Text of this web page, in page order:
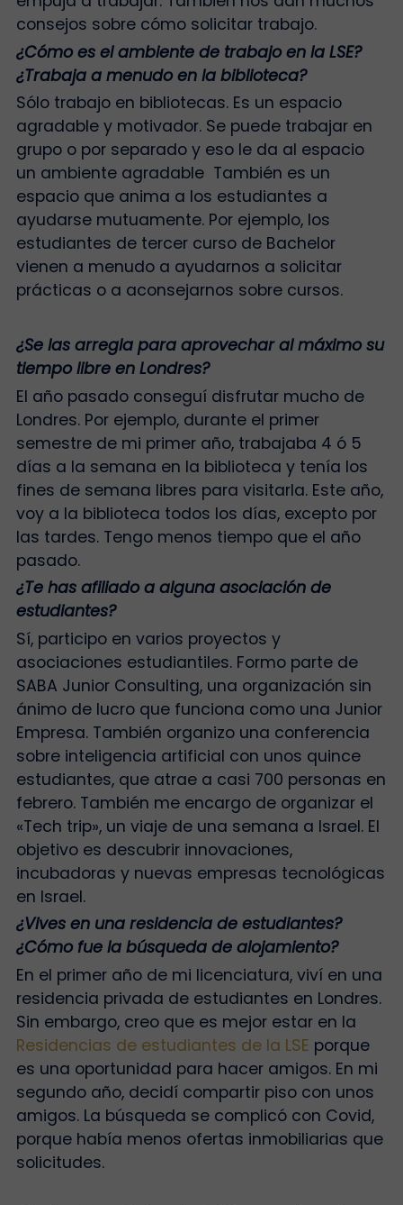
consejos sobre cómo solicitar trabajo.
¿Cómo es el ambiente de trabajo en la LSE?
¿Trabaja a menudo en la biblioteca?
Sólo trabajo en bibliotecas. Es un espacio
agradable y motivador. Se puede trabajar en
grupo o por separado y eso le da al espacio
un ambiente agradable También es un
espacio que anima a los estudiantes a
ayudarse mutuamente. Por ejemplo, los
estudiantes de tercer curso de Bachelor
vienen a menudo a ayudarnos a solicitar
prácticas o a aconsejarnos sobre cursos.
¿Se las arregla para aprovechar al máximo su
tiempo libre en Londres?
El año pasado conseguí disfrutar mucho de
Londres. Por ejemplo, durante el primer
semestre de mi primer año, trabajaba 4 ó 5
días a la semana en la biblioteca y tenía los
fines de semana libres para visitarla. Este año,
voy a la biblioteca todos los días, excepto por
las tardes. Tengo menos tiempo que el año
pasado.
¿Te has afiliado a alguna asociación de
estudiantes?
Sí, participo en varios proyectos y
asociaciones estudiantiles. Formo parte de
SABA Junior Consulting, una organización sin
ánimo de lucro que funciona como una Junior
Empresa. También organizo una conferencia
sobre inteligencia artificial con unos quince
estudiantes, que atrae a casi 700 personas en
febrero. También me encargo de organizar el
«Tech trip», un viaje de una semana a Israel. El
objetivo es descubrir innovaciones,
incubadoras y nuevas empresas tecnológicas
en Israel.
¿Vives en una residencia de estudiantes?
¿Cómo fue la búsqueda de alojamiento?
En el primer año de mi licenciatura, viví en una
residencia privada de estudiantes en Londres.
Sin embargo, creo que es mejor estar en la
Residencias de estudiantes de la LSE porque
es una oportunidad para hacer amigos. En mi
segundo año, decidí compartir piso con unos
amigos. La búsqueda se complicó con Covid,
porque había menos ofertas inmobiliarias que
solicitudes.